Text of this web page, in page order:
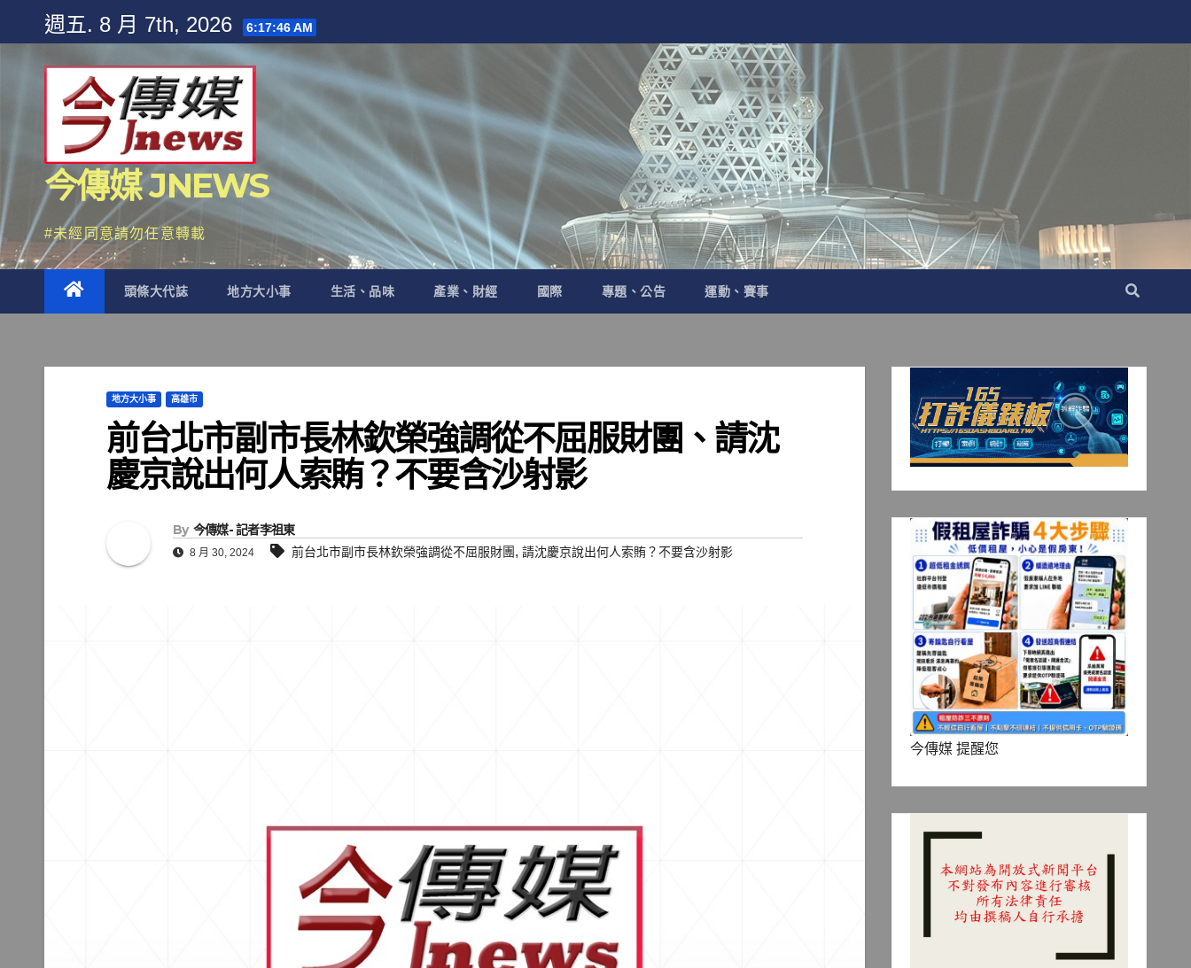
content
週五. 8 月 7th, 2026 6:17:47 AM
今傳媒 JNEWS
#未經同意請勿任意轉載
頭條大代誌 地方大小事 生活、品味 產業、財經 國際 專題、公告 運動、賽事
地方大小事 高雄市
前台北市副市長林欽榮強調從不屈服財團、請沈
慶京說出何人索賄？不要含沙射影
By 今傳媒- 記者李祖東
8 月 30, 2024 前台北市副市長林欽榮強調從不屈服財團, 請沈慶京說出何人索賄？不要含沙射影
今傳媒 提醒您